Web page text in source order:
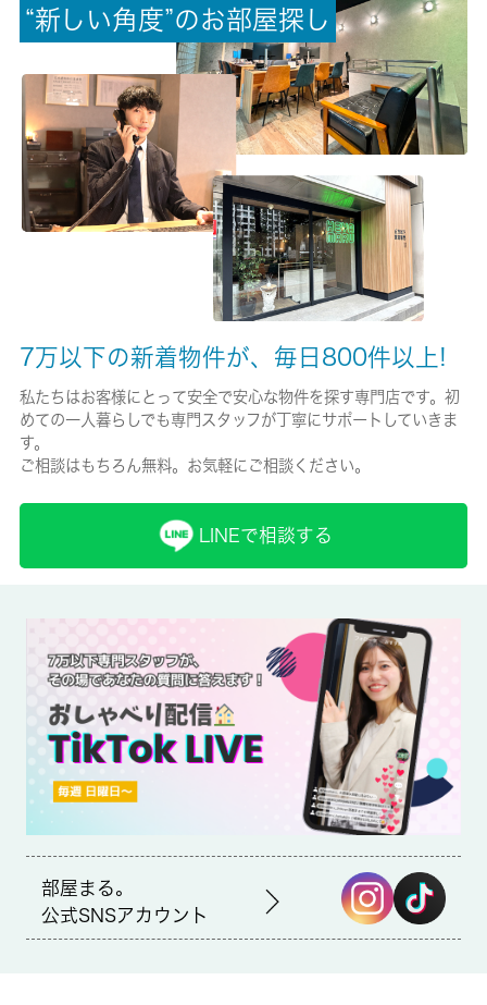
無/-
有/-
保険名/保険期間
-/-
保証人代行
【初回保証料】○連保有→賃料３０％ｏｒ最低保証料３０，００
賃貸区分/契約期間
一般/2年
室内設備はネット使用料不要・BS・エアコンなど充実した設備を
備え付けています。玄関先まで覗き穴を覗きに行かなくてもイン
ターホン越しに誰が来たのかを確認できます。収納はクロゼッ
ト・シューズボックスなど豊富なので、衣類や履き物の整理がし
やすく便利です。 城南コミュニティはお客様の住まい探しサポ
ートいたします。こだわりたい条件や希望がございましたら、お
“新 し い角 度”のお部屋探 し
7万以下の新着物件が、毎日800件以上!
私たちはお客様にとって安全で安心な物件を探す専門店です。初
めての一人暮らしでも専門スタッフが丁寧にサポートしていきま
す。
ご相談はもちろん無料。お気軽にご相談ください。
LINEで相談する
部屋まる。
公式SNSアカウント